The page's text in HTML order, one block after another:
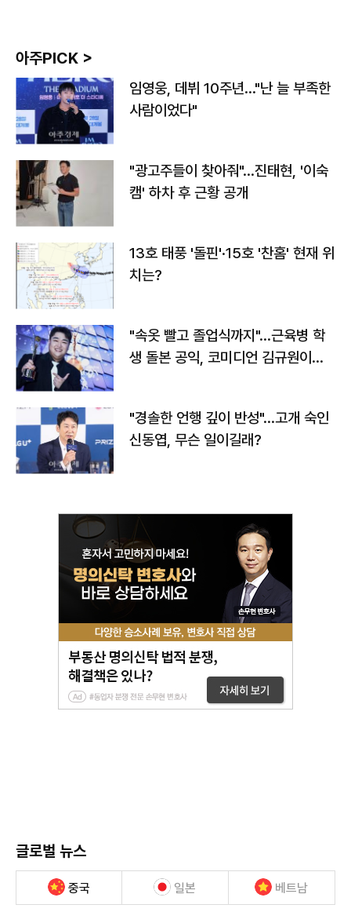
아주PICK >
임영웅, 데뷔 10주년…"난 늘 부족한
사람이었다"
"광고주들이 찾아줘"…진태현, '이숙
캠' 하차 후 근황 공개
13호 태풍 '돌핀'·15호 '찬홈' 현재 위
치는?
"속옷 빨고 졸업식까지"…근육병 학
생 돌본 공익, 코미디언 김규원이었
"경솔한 언행 깊이 반성"…고개 숙인
신동엽, 무슨 일이길래?
글로벌 뉴스
중국 일본 베트남